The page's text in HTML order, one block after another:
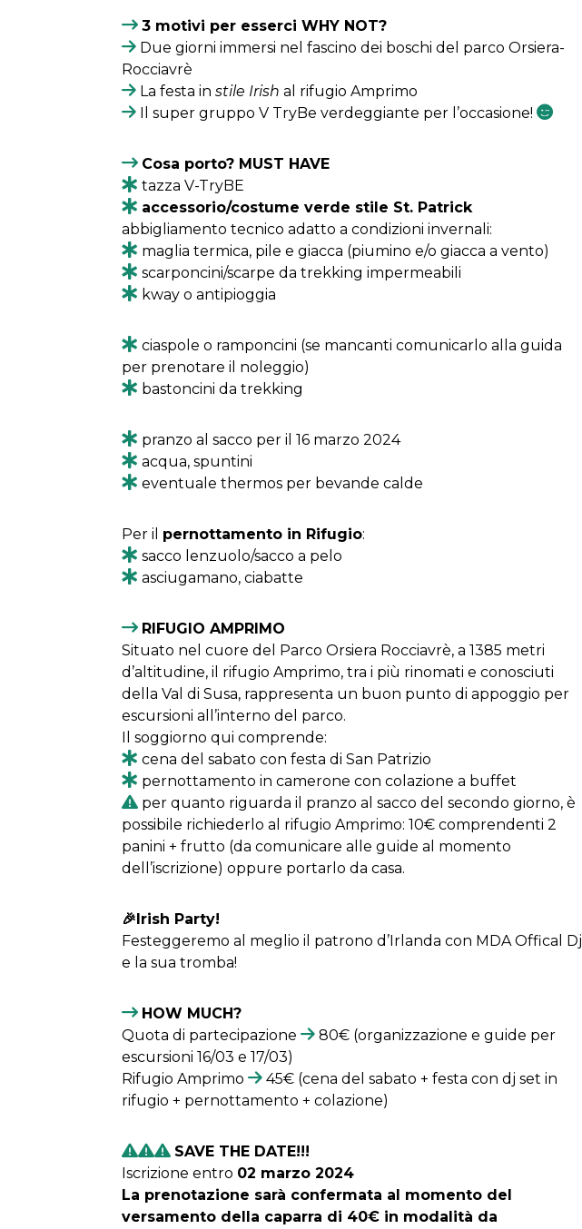
3 motivi per esserci WHY NOT?
Due giorni immersi nel fascino dei boschi del parco Orsiera-
Rocciavrè
La festa instile Irish al rifugio Amprimo
Il super gruppo V TryBe verdeggiante per l’occasione!
Cosa porto? MUST HAVE
tazza V-TryBE
accessorio/costume verde stile St. Patrick
abbigliamento tecnico adatto a condizioni invernali:
maglia termica, pile e giacca (piumino e/o giacca a vento)
scarponcini/scarpe da trekking impermeabili
kway o antipioggia
ciaspole o ramponcini (se mancanti comunicarlo alla guida
per prenotare il noleggio)
bastoncini da trekking
pranzo al sacco per il 16 marzo 2024
acqua, spuntini
eventuale thermos per bevande calde
Per il pernottamento in Rifugio:
sacco lenzuolo/sacco a pelo
asciugamano, ciabatte
RIFUGIO AMPRIMO
Situato nel cuore del Parco Orsiera Rocciavrè, a 1385 metri
d’altitudine, il rifugio Amprimo, tra i più rinomati e conosciuti
della Val di Susa, rappresenta un buon punto di appoggio per
escursioni all’interno del parco.
Il soggiorno qui comprende:
cena del sabato con festa di San Patrizio
pernottamento in camerone con colazione a buffet
per quanto riguarda il pranzo al sacco del secondo giorno, è
possibile richiederlo al rifugio Amprimo: 10€ comprendenti 2
panini + frutto (da comunicare alle guide al momento
dell’iscrizione) oppure portarlo da casa.
🎉Irish Party!
Festeggeremo al meglio il patrono d’Irlanda con MDA Offical Dj
e la sua tromba!
HOW MUCH?
Quota di partecipazione
80€ (organizzazione e guide per
escursioni 16/03 e 17/03)
Rifugio Amprimo
45€ (cena del sabato + festa con dj set in
rifugio + pernottamento + colazione)
SAVE THE DATE!!!
Iscrizione entro 02 marzo 2024
La prenotazione sarà confermata al momento del
versamento della caparra di 40€ in modalità da